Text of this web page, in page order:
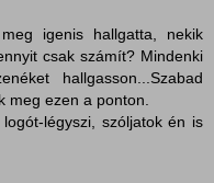
igenis hallgatta, nekik
csak számít? Mindenki
hallgasson...Szabad
meg ezen a ponton.
légyszi, szóljatok én is